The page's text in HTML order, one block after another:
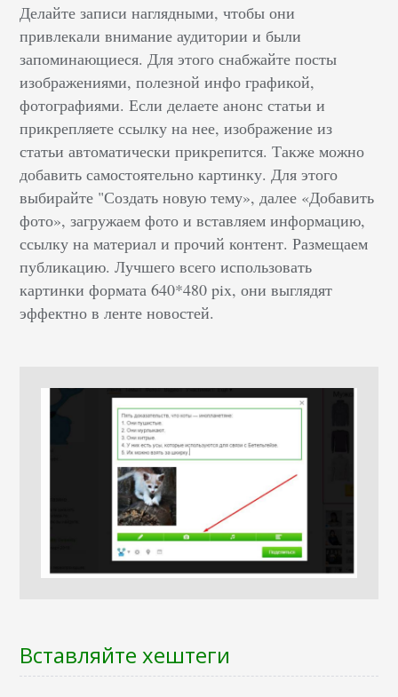
Делайте записи наглядными, чтобы они
привлекали внимание аудитории и были
запоминающиеся. Для этого снабжайте посты
изображениями, полезной инфо графикой,
фотографиями. Если делаете анонс статьи и
прикрепляете ссылку на нее, изображение из
статьи автоматически прикрепится. Также можно
добавить самостоятельно картинку. Для этого
выбирайте "Создать новую тему», далее «Добавить
фото», загружаем фото и вставляем информацию,
ссылку на материал и прочий контент. Размещаем
публикацию. Лучшего всего использовать
картинки формата 640*480 pix, они выглядят
эффектно в ленте новостей.
Вставляйте хештеги